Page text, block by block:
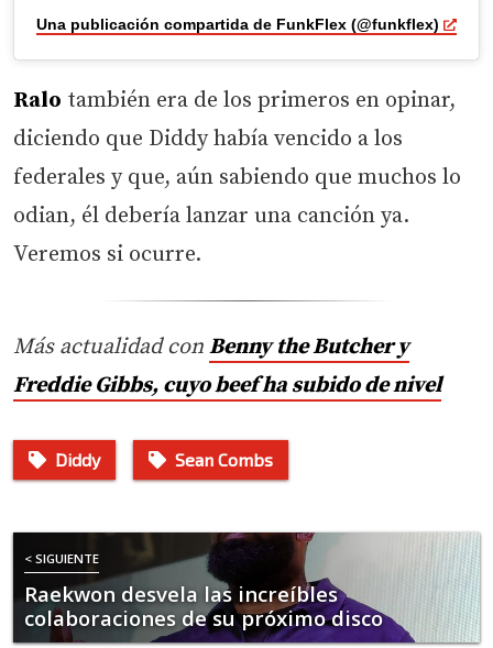
Una publicación compartida de FunkFlex (@funkflex)
Ralo también era de los primeros en opinar,
diciendo que Diddy había vencido a los
federales y que, aún sabiendo que muchos lo
odian, él debería lanzar una canción ya.
Veremos si ocurre.
Más actualidad con Benny the Butcher y
Freddie Gibbs, cuyo beef ha subido de nivel
Diddy Sean Combs
< SIGUIENTE
Raekwon desvela las increíbles
colaboraciones de su próximo disco